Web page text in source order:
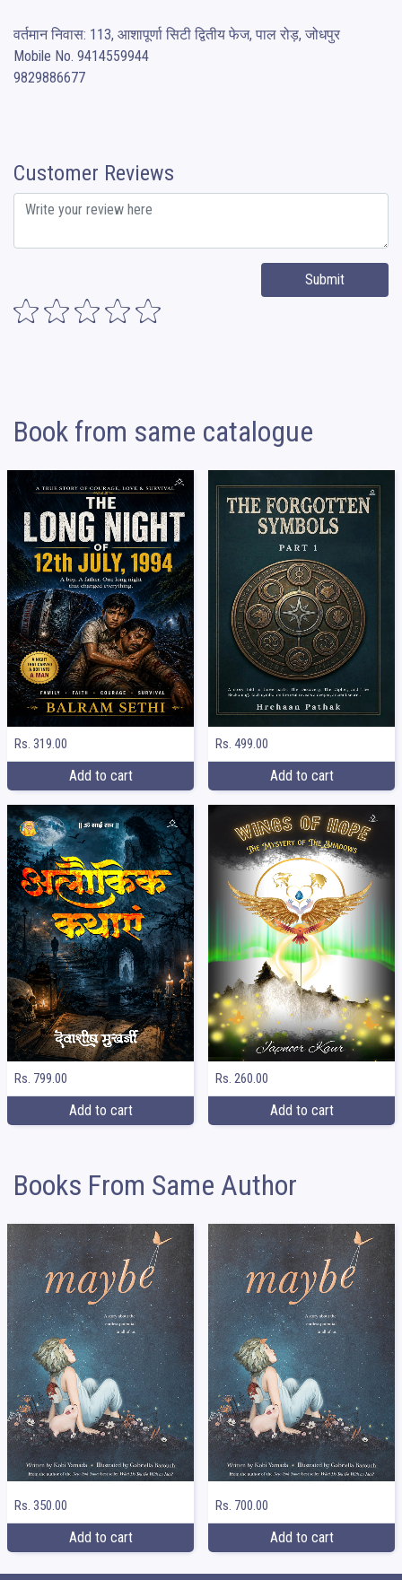
वर्तमान निवास: 113, आशापूर्णा सिटी द्वितीय फेज, पाल रोड़, जोधपुर
Mobile No. 9414559944
9829886677
Customer Reviews
Submit
Book from same catalogue
Rs. 319.00
Add to cart
Rs. 499.00
Add to cart
Rs. 799.00
Add to cart
Rs. 260.00
Add to cart
Books From Same Author
Rs. 350.00
Add to cart
Rs. 700.00
Add to cart